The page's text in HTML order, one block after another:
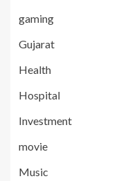
gaming
Gujarat
Health
Hospital
Investment
movie
Music